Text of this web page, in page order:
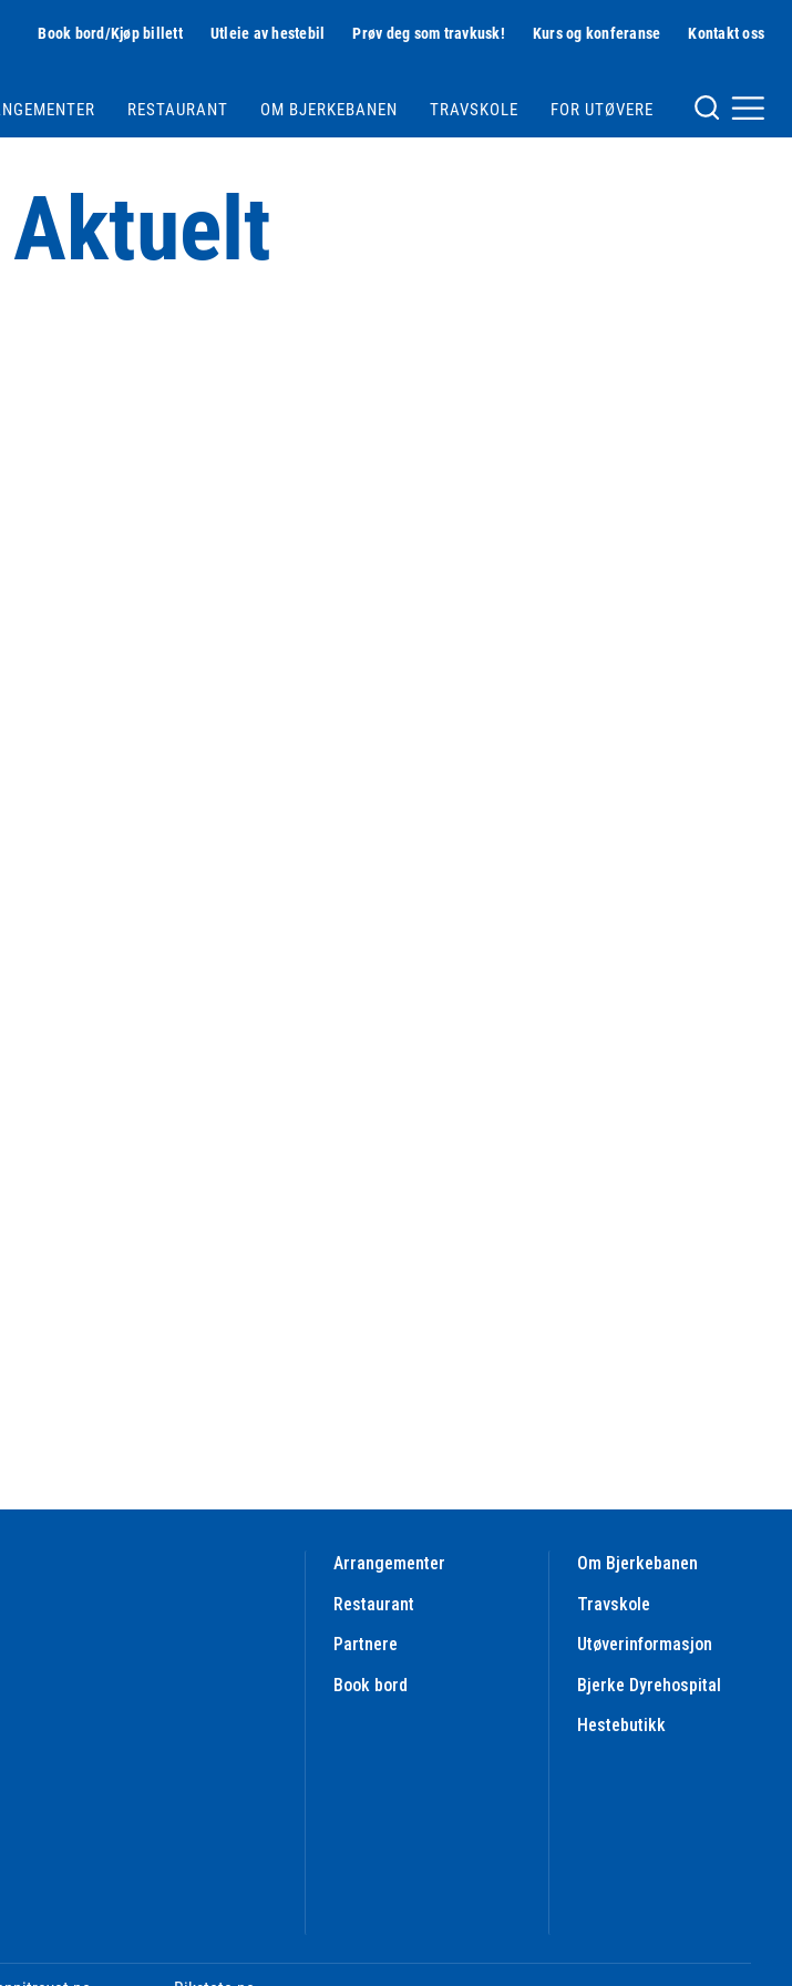
Book bord/Kjøp billett Utleie av hestebil Prøv deg som travkusk! Kurs og konferanse Kontakt oss
RESTAURANT OM BJERKEBANEN TRAVSKOLE FOR UTØVERE
Arrangementer
Restaurant
Partnere
Book bord
Om Bjerkebanen
Travskole
Utøverinformasjon
Bjerke Dyrehospital
Hestebutikk